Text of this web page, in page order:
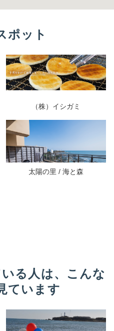
ポット
（株）イシガミ
太陽の里 / 海と森
る人は、こんな
ています